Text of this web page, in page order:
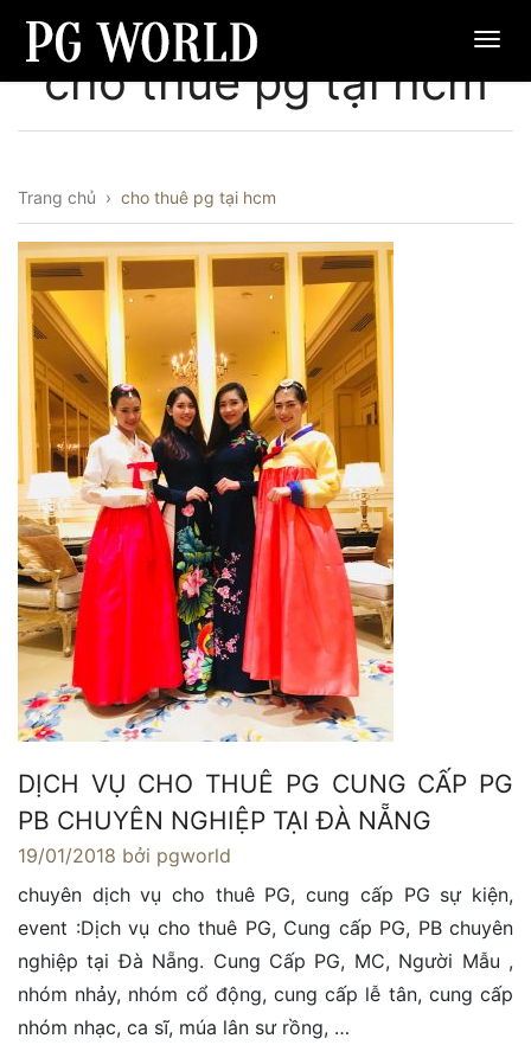
cho thuê pg tại hcm
Trang chủ › cho thuê pg tại hcm
DỊCH VỤ CHO THUÊ PG CUNG CẤP PG
PB CHUYÊN NGHIỆP TẠI ĐÀ NẴNG
19/01/2018 bởi pgworld
chuyên dịch vụ cho thuê PG, cung cấp PG sự kiện,
event :Dịch vụ cho thuê PG, Cung cấp PG, PB chuyên
nghiệp tại Đà Nẵng. Cung Cấp PG, MC, Người Mẫu ,
nhóm nhảy, nhóm cổ động, cung cấp lễ tân, cung cấp
nhóm nhạc, ca sĩ, múa lân sư rồng, …